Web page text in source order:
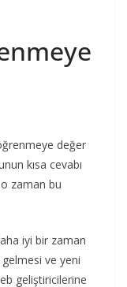
değer
kısa cevabı
zaman bu
iyi bir zaman
ve yeni
geliştiricilerine